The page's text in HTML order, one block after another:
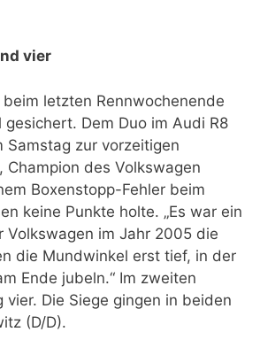
vier
letzten Rennwochenende
Dem Duo im Audi R8
Samstag zur vorzeitigen
des Volkswagen
Boxenstopp-Fehler beim
keine Punkte holte. „Es war ein
Volkswagen im Jahr 2005 die
die Mundwinkel erst tief, in der
Ende jubeln.“ Im zweiten
Die Siege gingen in beiden
(D/D).